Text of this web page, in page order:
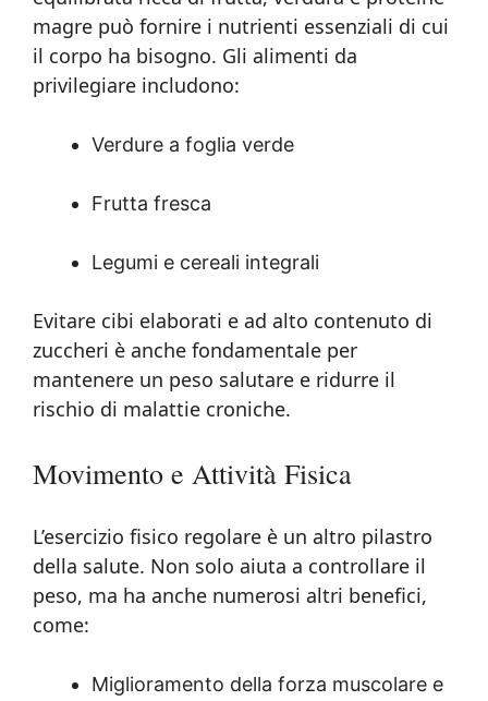
magre può fornire i nutrienti essenziali di cui
il corpo ha bisogno. Gli alimenti da
privilegiare includono:
Verdure a foglia verde
Frutta fresca
Legumi e cereali integrali
Evitare cibi elaborati e ad alto contenuto di
zuccheri è anche fondamentale per
mantenere un peso salutare e ridurre il
rischio di malattie croniche.
Movimento e Attività Fisica
L’esercizio fisico regolare è un altro pilastro
della salute. Non solo aiuta a controllare il
peso, ma ha anche numerosi altri benefici,
come:
Miglioramento della forza muscolare e